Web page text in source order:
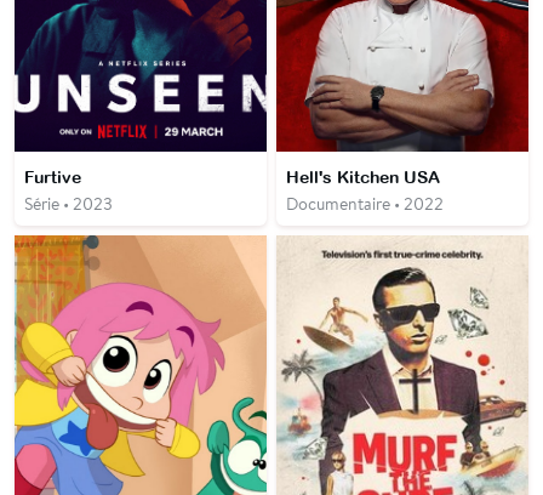
Furtive
Série • 2023
Hell's Kitchen USA
Documentaire • 2022